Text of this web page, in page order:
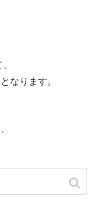
なります。